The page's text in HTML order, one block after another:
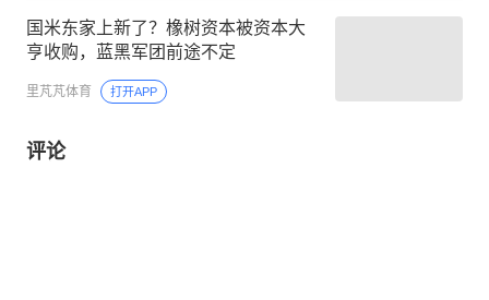
国米东家上新了？橡树资本被资本大
亨收购，蓝黑军团前途不定
里芃芃体育 打开APP
评论